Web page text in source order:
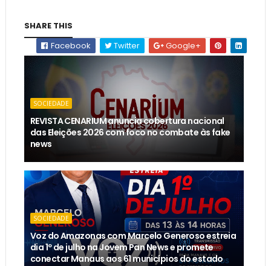
SHARE THIS
Facebook
Twitter Google+
SOCIEDADE
REVISTA CENARIUM anuncia cobertura nacional
das Eleições 2026 com foco no combate às fake
news
SOCIEDADE
Voz do Amazonas com Marcelo Generoso estreia
dia 1º de julho na Jovem Pan News e promete
conectar Manaus aos 61 municípios do estado